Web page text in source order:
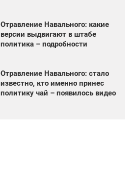
Отравление Навального: какие
версии выдвигают в штабе
политика – подробности
Отравление Навального: стало
известно, кто именно принес
политику чай – появилось видео